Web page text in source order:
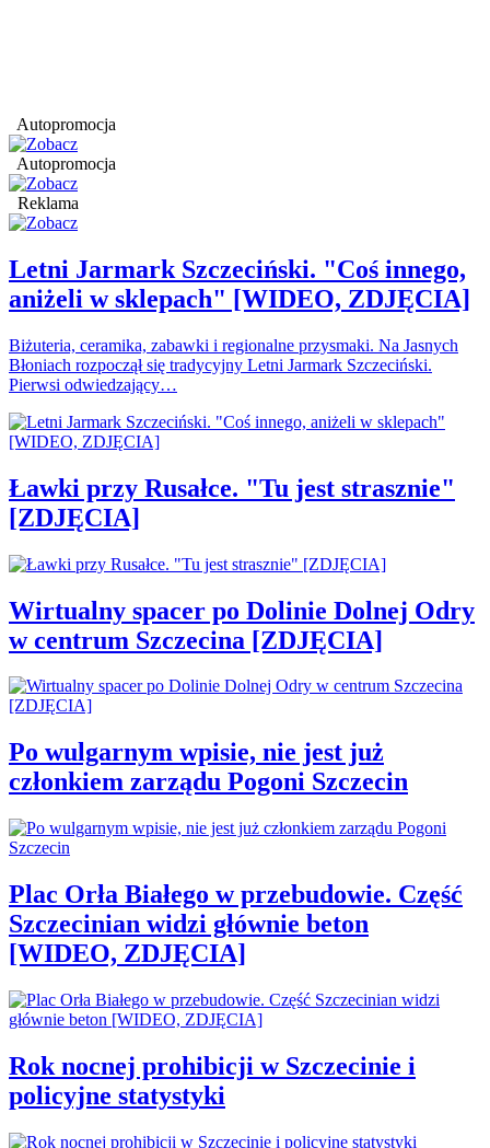
Autopromocja
Autopromocja
Reklama
Letni Jarmark Szczeciński. "Coś innego,
aniżeli w sklepach" [WIDEO, ZDJĘCIA]
Biżuteria, ceramika, zabawki i regionalne przysmaki. Na Jasnych
Błoniach rozpoczął się tradycyjny Letni Jarmark Szczeciński.
Pierwsi odwiedzający…
Ławki przy Rusałce. "Tu jest strasznie"
[ZDJĘCIA]
Wirtualny spacer po Dolinie Dolnej Odry
w centrum Szczecina [ZDJĘCIA]
Po wulgarnym wpisie, nie jest już
członkiem zarządu Pogoni Szczecin
Plac Orła Białego w przebudowie. Część
Szczecinian widzi głównie beton
[WIDEO, ZDJĘCIA]
Rok nocnej prohibicji w Szczecinie i
policyjne statystyki